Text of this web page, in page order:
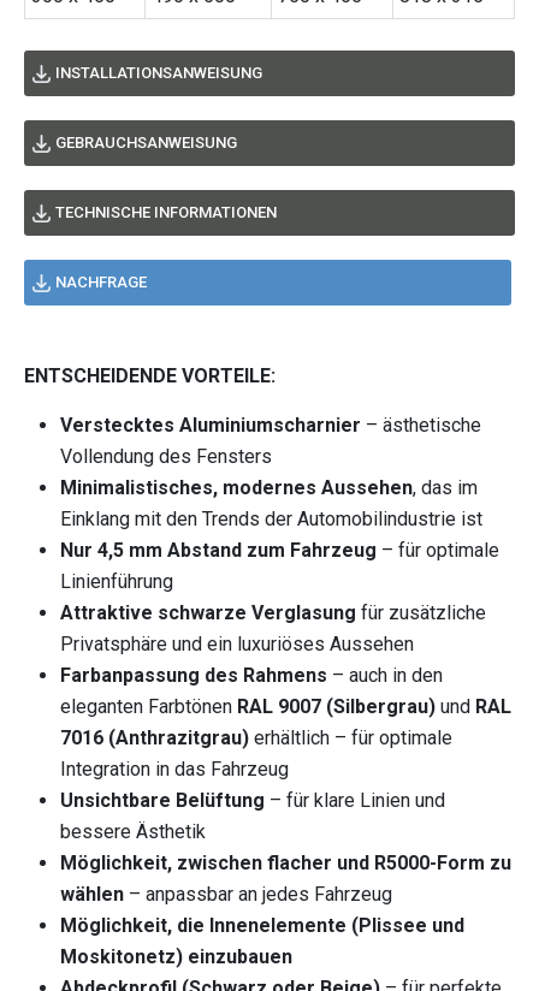
INSTALLATIONSANWEISUNG
GEBRAUCHSANWEISUNG
TECHNISCHE INFORMATIONEN
NACHFRAGE
ENTSCHEIDENDE VORTEILE:
Verstecktes Aluminiumscharnier – ästhetische
Vollendung des Fensters
Minimalistisches, modernes Aussehen, das im
Einklang mit den Trends der Automobilindustrie ist
Nur 4,5 mm Abstand zum Fahrzeug – für optimale
Linienführung
Attraktive schwarze Verglasung für zusätzliche
Privatsphäre und ein luxuriöses Aussehen
Farbanpassung des Rahmens – auch in den
eleganten Farbtönen RAL 9007 (Silbergrau) und RAL
7016 (Anthrazitgrau) erhältlich – für optimale
Integration in das Fahrzeug
Unsichtbare Belüftung – für klare Linien und
bessere Ästhetik
Möglichkeit, zwischen flacher und R5000-Form zu
wählen – anpassbar an jedes Fahrzeug
Möglichkeit, die Innenelemente (Plissee und
Moskitonetz) einzubauen